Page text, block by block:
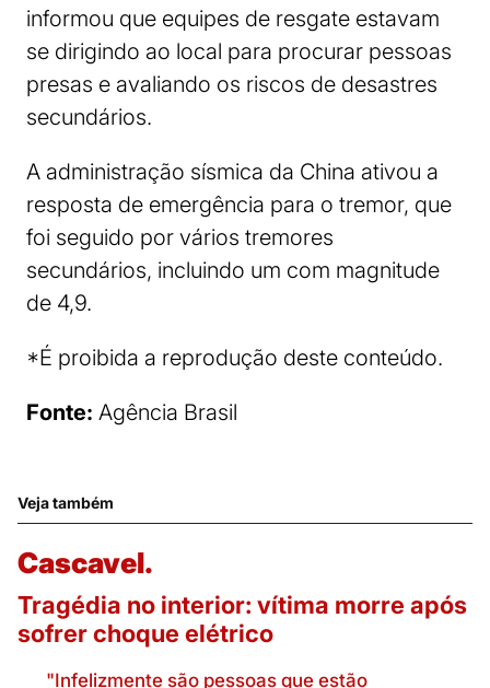
informou que equipes de resgate estavam
se dirigindo ao local para procurar pessoas
presas e avaliando os riscos de desastres
secundários.
A administração sísmica da China ativou a
resposta de emergência para o tremor, que
foi seguido por vários tremores
secundários, incluindo um com magnitude
de 4,9.
*É proibida a reprodução deste conteúdo.
Fonte: Agência Brasil
Veja também
Cascavel.
Tragédia no interior: vítima morre após
sofrer choque elétrico
"Infelizmente são pessoas que estão